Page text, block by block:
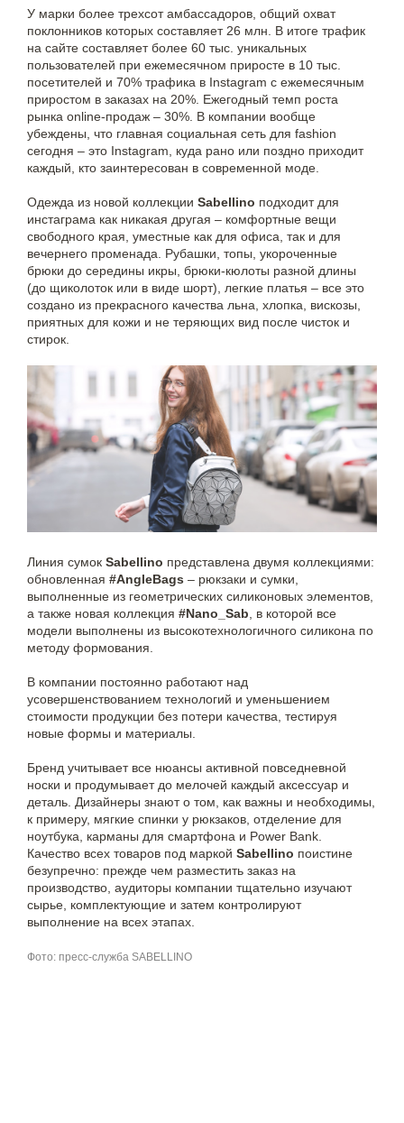
У марки более трехсот амбассадоров, общий охват
поклонников которых составляет 26 млн. В итоге трафик
на сайте составляет более 60 тыс. уникальных
пользователей при ежемесячном приросте в 10 тыс.
посетителей и 70% трафика в Instagram с ежемесячным
приростом в заказах на 20%. Ежегодный темп роста
рынка online-продаж – 30%. В компании вообще
убеждены, что главная социальная сеть для fashion
сегодня – это Instagram, куда рано или поздно приходит
каждый, кто заинтересован в современной моде.
Одежда из новой коллекции Sabellino подходит для
инстаграма как никакая другая – комфортные вещи
свободного края, уместные как для офиса, так и для
вечернего променада. Рубашки, топы, укороченные
брюки до середины икры, брюки-кюлоты разной длины
(до щиколоток или в виде шорт), легкие платья – все это
создано из прекрасного качества льна, хлопка, вискозы,
приятных для кожи и не теряющих вид после чисток и
стирок.
Линия сумок Sabellino представлена двумя коллекциями:
обновленная #AngleBags – рюкзаки и сумки,
выполненные из геометрических силиконовых элементов,
а также новая коллекция #Nano_Sab , в которой все
модели выполнены из высокотехнологичного силикона по
методу формования.
В компании постоянно работают над
усовершенствованием технологий и уменьшением
стоимости продукции без потери качества, тестируя
новые формы и материалы.
Бренд учитывает все нюансы активной повседневной
носки и продумывает до мелочей каждый аксессуар и
деталь. Дизайнеры знают о том, как важны и необходимы,
к примеру, мягкие спинки у рюкзаков, отделение для
ноутбука, карманы для смартфона и Power Bank.
Качество всех товаров под маркой Sabellino поистине
безупречно: прежде чем разместить заказ на
производство, аудиторы компании тщательно изучают
сырье, комплектующие и затем контролируют
выполнение на всех этапах.
Фото: пресс-служба SABELLINO